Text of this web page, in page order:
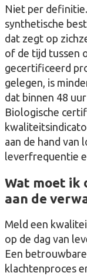
Niet per
synthetische
dat zegt op
of de tijd tussen
gecertificeerd
gelegen, is
dat binnen 48
Biologische
aan de hand van
leverfrequentie
Wat moet ik
aan de
Meld een
op de dag van
Een
klachtenproces